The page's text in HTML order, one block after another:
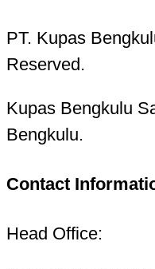
PT. Kupas
Reserved.
Kupas Bengkulu
Bengkulu.
Contact
Head Office: